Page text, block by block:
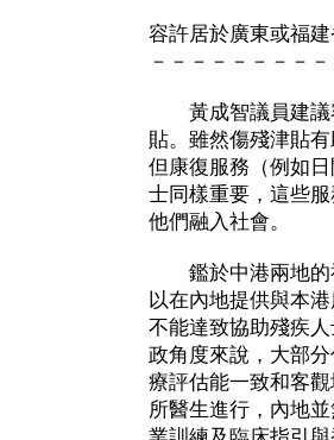
容許居於廣東或福
－－－－－－－－
黃成智議員建議
貼。雖然傷殘津貼
但康復服務（例如
士同樣重要，這些
他們融入社會。
鑑於中港兩地的
以在內地提供與本
不能達致協助殘疾
政角度來說，大部
療評估能一致和客
所醫生進行，內地